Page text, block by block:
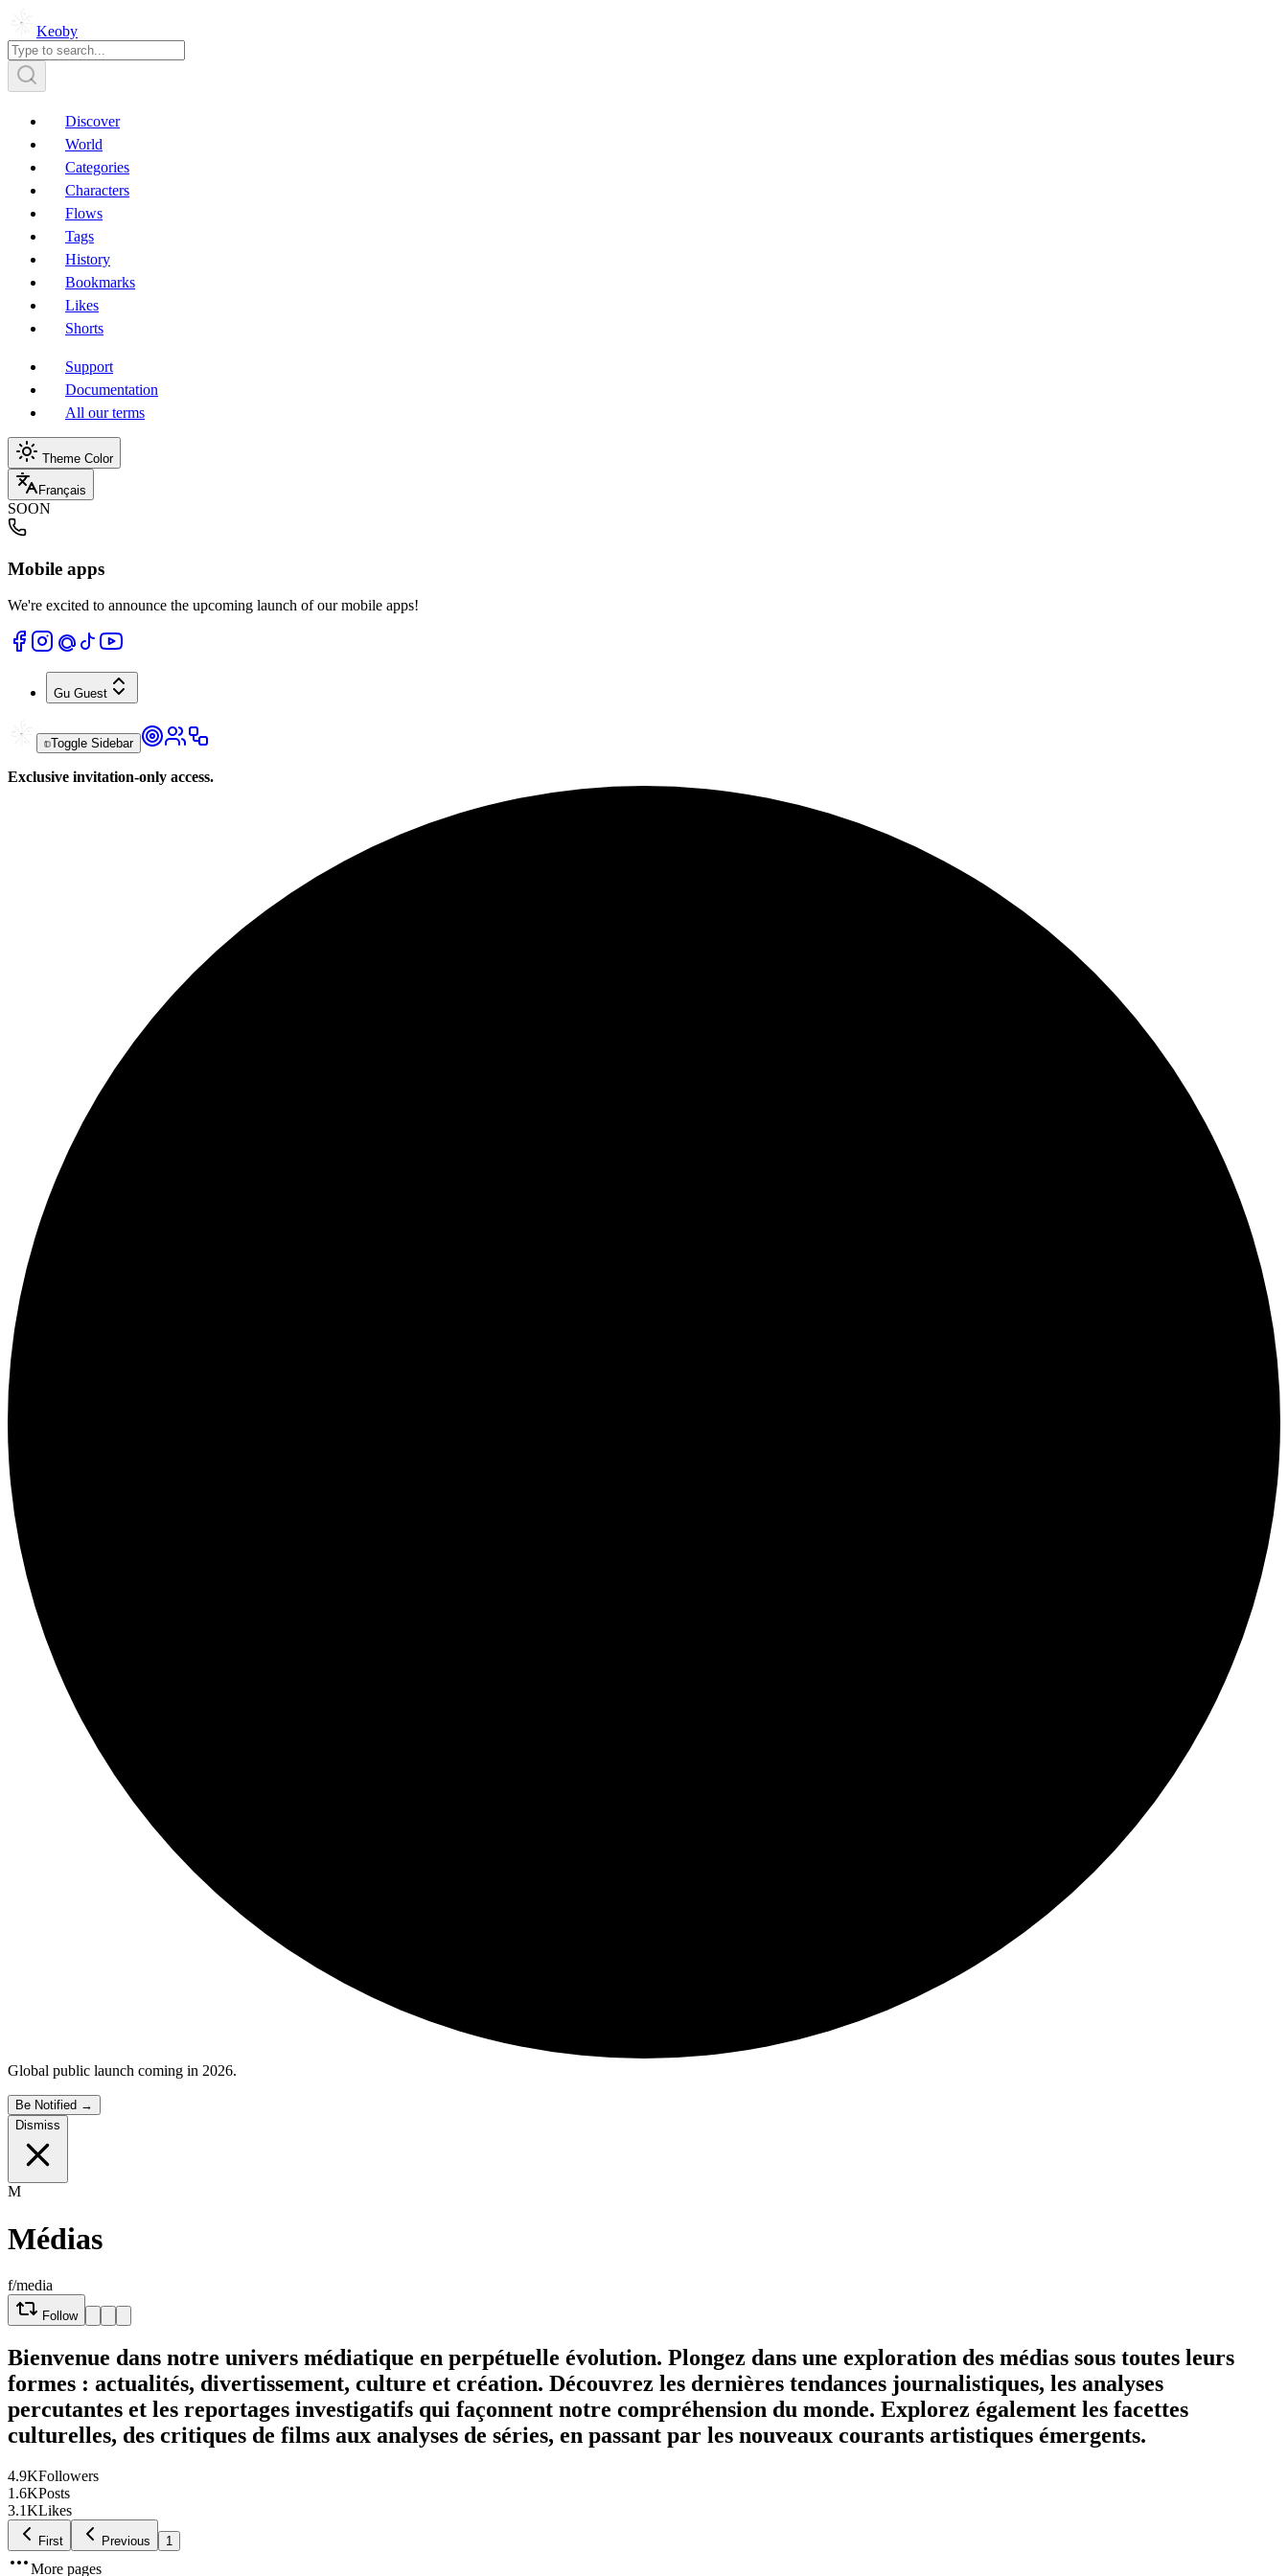
Keoby
Discover
World
Categories
Characters
Flows
Tags
History
Bookmarks
Likes
Shorts
Support
Documentation
All our terms
Theme Color
Français
SOON
Mobile apps
We're excited to announce the upcoming launch of our mobile apps!
Gu Guest
Toggle Sidebar
Exclusive invitation-only access.
Global public launch coming in 2026.
Be Notified →
Dismiss
M
Médias
f/media
Follow
Bienvenue dans notre univers médiatique en perpétuelle évolution. Plongez dans une exploration des médias sous toutes leurs
formes : actualités, divertissement, culture et création. Découvrez les dernières tendances journalistiques, les analyses
percutantes et les reportages investigatifs qui façonnent notre compréhension du monde. Explorez également les facettes
culturelles, des critiques de films aux analyses de séries, en passant par les nouveaux courants artistiques émergents.
4.9KFollowers
1.6KPosts
3.1KLikes
First Previous 1
More pages